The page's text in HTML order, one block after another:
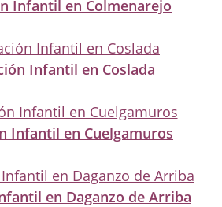
Infantil en Colmenarejo
Infantil en Coslada
Infantil en Cuelgamuros
en Daganzo de Arriba